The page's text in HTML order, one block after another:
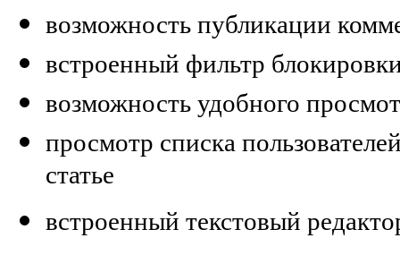
возможность публикации
встроенный фильтр
возможность удобного
просмотр списка
статье
встроенный текстовый